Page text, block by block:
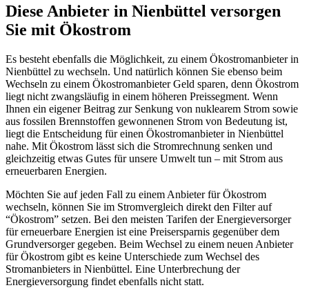
Diese Anbieter in Nienbüttel versorgen
Sie mit Ökostrom
Es besteht ebenfalls die Möglichkeit, zu einem Ökostromanbieter in
Nienbüttel zu wechseln. Und natürlich können Sie ebenso beim
Wechseln zu einem Ökostromanbieter Geld sparen, denn Ökostrom
liegt nicht zwangsläufig in einem höheren Preissegment. Wenn
Ihnen ein eigener Beitrag zur Senkung von nuklearem Strom sowie
aus fossilen Brennstoffen gewonnenen Strom von Bedeutung ist,
liegt die Entscheidung für einen Ökostromanbieter in Nienbüttel
nahe. Mit Ökostrom lässt sich die Stromrechnung senken und
gleichzeitig etwas Gutes für unsere Umwelt tun – mit Strom aus
erneuerbaren Energien.
Möchten Sie auf jeden Fall zu einem Anbieter für Ökostrom
wechseln, können Sie im Stromvergleich direkt den Filter auf
“Ökostrom” setzen. Bei den meisten Tarifen der Energieversorger
für erneuerbare Energien ist eine Preisersparnis gegenüber dem
Grundversorger gegeben. Beim Wechsel zu einem neuen Anbieter
für Ökostrom gibt es keine Unterschiede zum Wechsel des
Stromanbieters in Nienbüttel. Eine Unterbrechung der
Energieversorgung findet ebenfalls nicht statt.